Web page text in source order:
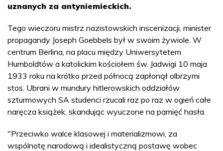
uznanych za antyniemieckich.
Tego wieczoru mistrz nazistowskich inscenizacji, minister
propagandy Joseph Goebbels był w swoim żywiole. W
centrum Berlina, na placu między Uniwersytetem
Humboldtów a katolickim kościołem św. Jadwigi 10 maja
1933 roku na krótko przed północą zapłonął olbrzymi
stos. Ubrani w mundury hitlerowskich oddziałów
szturmowych SA studenci rzucali raz po raz w ogień całe
naręcza książek, skandując wyuczone na pamięć hasła.
"Przeciwko walce klasowej i materializmowi, za
wspólnotę narodową i idealistyczną postawę wobec